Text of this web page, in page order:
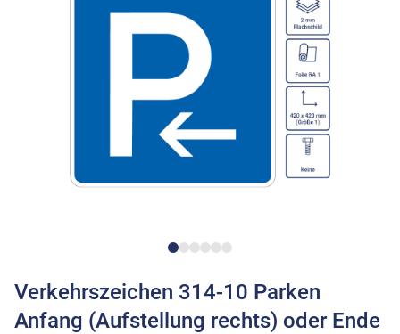
Verkehrszeichen 314-10 Parken
Anfang (Aufstellung rechts) oder Ende